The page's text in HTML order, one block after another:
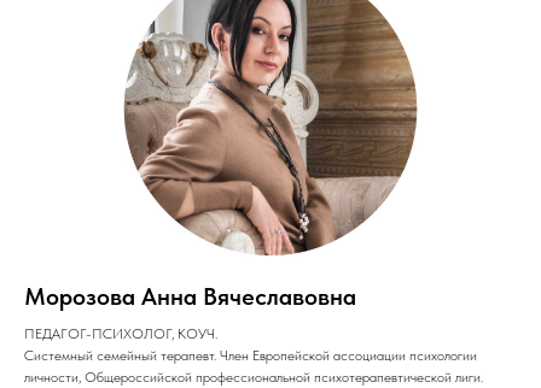
Морозова Анна Вячеславовна
ПЕДАГОГ-ПСИХОЛОГ, КОУЧ.
Системный семейный терапевт. Член Европейской ассоциации психологии
личности, Общероссийской профессиональной психотерапевтической лиги.